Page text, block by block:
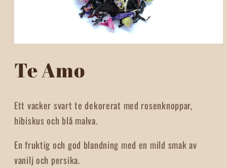
1
in
modal
Te Amo
Ett vacker svart te dekorerat med rosenknoppar,
hibiskus och blå malva.
En fruktig och god blandning med en mild smak av
vanilj och persika.